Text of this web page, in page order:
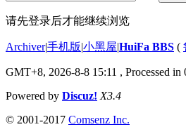
请先登录后才能继续浏览
Archiver|手机版|小黑屋|HuiFa BBS (
GMT+8, 2026-8-8 15:11 , Processed in
Powered by Discuz! X3.4
© 2001-2017 Comsenz Inc.